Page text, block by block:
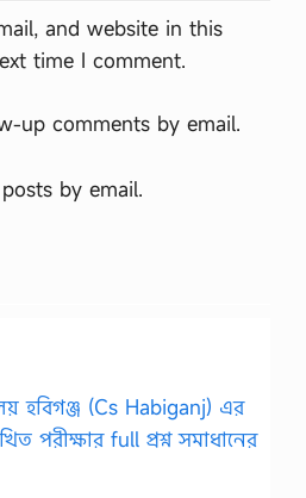
and website in this
time I comment.
up comments by email.
by email.
হবিগঞ্জ (Cs Habiganj) এর
পরীক্ষার full প্রশ্ন সমাধানের